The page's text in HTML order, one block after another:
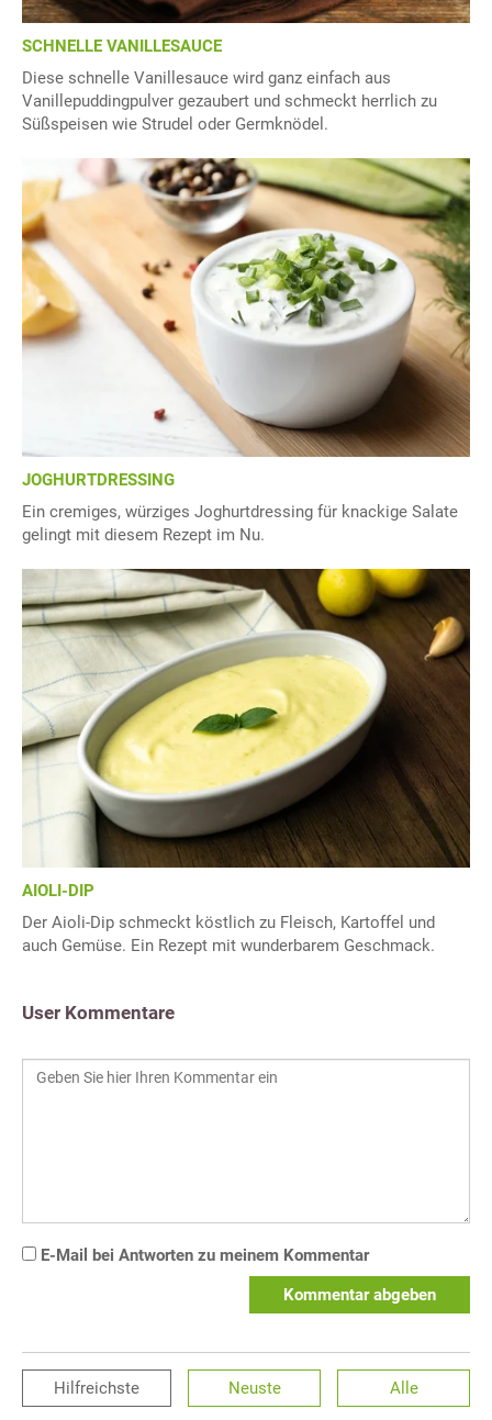
SCHNELLE VANILLESAUCE
Diese schnelle Vanillesauce wird ganz einfach aus
Vanillepuddingpulver gezaubert und schmeckt herrlich zu
Süßspeisen wie Strudel oder Germknödel.
JOGHURTDRESSING
Ein cremiges, würziges Joghurtdressing für knackige Salate
gelingt mit diesem Rezept im Nu.
AIOLI-DIP
Der Aioli-Dip schmeckt köstlich zu Fleisch, Kartoffel und
auch Gemüse. Ein Rezept mit wunderbarem Geschmack.
User Kommentare
E-Mail bei Antworten zu meinem Kommentar
Kommentar abgeben
Hilfreichste Neuste Alle